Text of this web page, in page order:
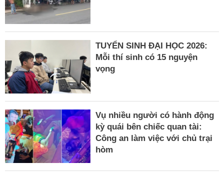
TUYỂN SINH ĐẠI HỌC 2026:
Mỗi thí sinh có 15 nguyện
vọng
Vụ nhiều người có hành động
kỳ quái bên chiếc quan tài:
Công an làm việc với chủ trại
hòm